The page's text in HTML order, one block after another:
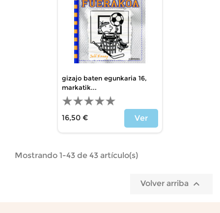
gizajo baten egunkaria 16,
markatik...
16,50 €
Ver
Mostrando 1-43 de 43 artículo(s)
Volver arriba 